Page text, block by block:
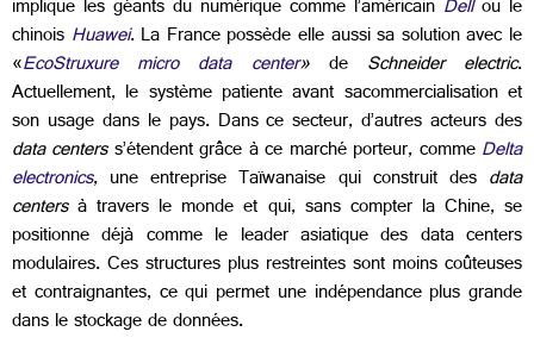
implique les géants du numérique comme l’américain Dellou le
chinois Huawei. La France possède elle aussi sa solution avec le
«EcoStruxure micro data center» de Schneider electric.
Actuellement, le système patiente avant sacommercialisation et
son usage dans le pays. Dans ce secteur, d’autres acteurs des
datacenterss’étendent grâce à ce marché porteur, comme Delta
electronics, une entreprise Taïwanaise qui construit des data
centersà travers le monde et qui, sans compter la Chine, se
positionne déjà comme le leader asiatique des data centers
modulaires. Ces structures plus restreintes sont moins coûteuses
et contraignantes, ce qui permet une indépendance plus grande
dans le stockage de données.